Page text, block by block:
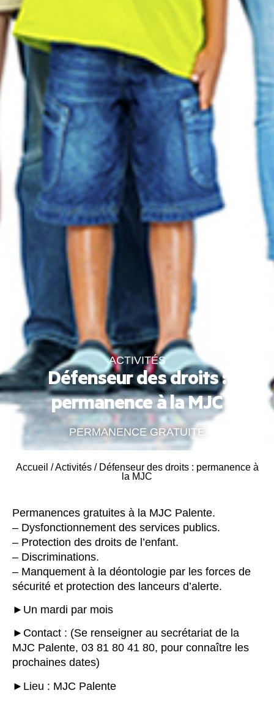
ACTIVITÉS
Défenseur des droits :
permanence à la MJC
PERMANENCE GRATUITE
Accueil /Activités/ Défenseur des droits : permanence à
la MJC
Permanences gratuites à la MJC Palente.
– Dysfonctionnement des services publics.
– Protection des droits de l’enfant.
– Discriminations.
– Manquement à la déontologie par les forces de
sécurité et protection des lanceurs d’alerte.
►Un mardi par mois
►Contact : (Se renseigner au secrétariat de la
MJC Palente, 03 81 80 41 80, pour connaître les
prochaines dates)
►Lieu : MJC Palente